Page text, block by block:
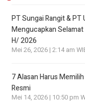
PT Sungai Rangit &
Mengucapkan Selamat
H/ 2026
Mei 26, 2026 | 2:14 am
7 Alasan Harus
Resmi
Mei 14, 2026 | 10:50 pm